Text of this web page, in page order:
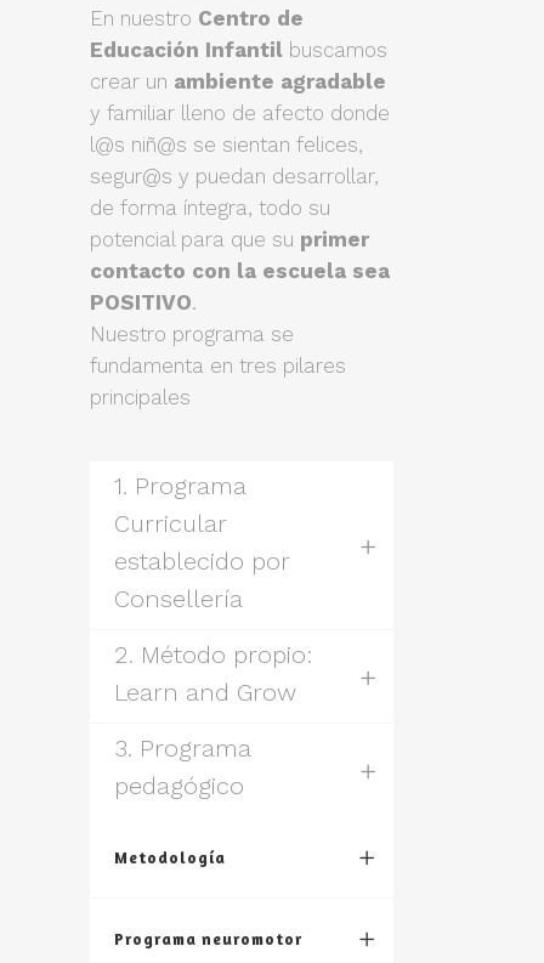
En nuestro Centro de
Educación Infantil buscamos
crear un ambiente agradable
y familiar lleno de afecto donde
l@s niñ@s se sientan felices,
segur@s y puedan desarrollar,
de forma íntegra, todo su
potencial para que su primer
contacto con la escuela sea
POSITIVO.
Nuestro programa se
fundamenta en tres pilares
principales
1. Programa
Curricular
establecido por
Consellería
2. Método propio:
Learn and Grow
3. Programa
pedagógico
Metodología
Programa neuromotor